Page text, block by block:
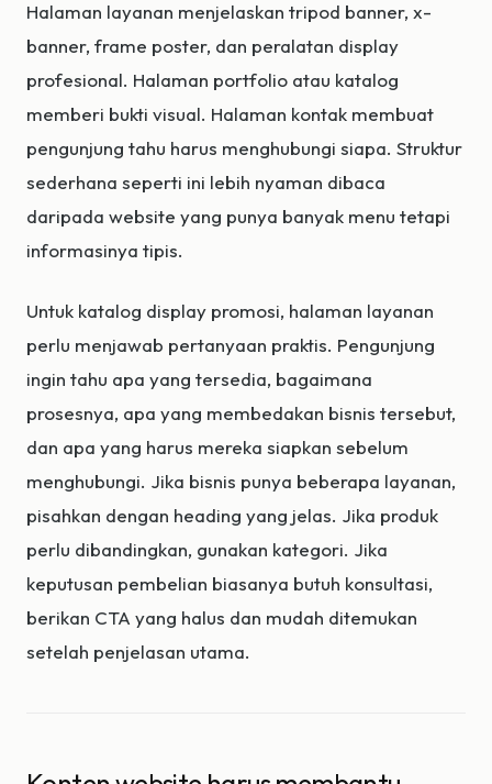
Halaman layanan menjelaskan tripod banner, x-
banner, frame poster, dan peralatan display
profesional. Halaman portfolio atau katalog
memberi bukti visual. Halaman kontak membuat
pengunjung tahu harus menghubungi siapa. Struktur
sederhana seperti ini lebih nyaman dibaca
daripada website yang punya banyak menu tetapi
informasinya tipis.
Untuk katalog display promosi, halaman layanan
perlu menjawab pertanyaan praktis. Pengunjung
ingin tahu apa yang tersedia, bagaimana
prosesnya, apa yang membedakan bisnis tersebut,
dan apa yang harus mereka siapkan sebelum
menghubungi. Jika bisnis punya beberapa layanan,
pisahkan dengan heading yang jelas. Jika produk
perlu dibandingkan, gunakan kategori. Jika
keputusan pembelian biasanya butuh konsultasi,
berikan CTA yang halus dan mudah ditemukan
setelah penjelasan utama.